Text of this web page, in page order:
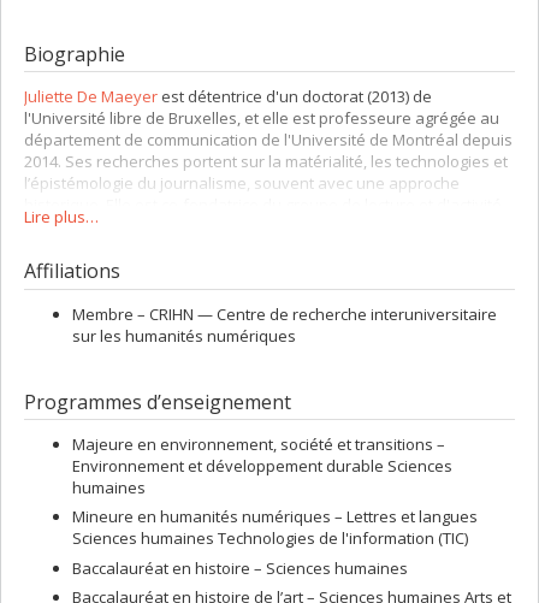
Biographie
Juliette De Maeyer est détentrice d'un doctorat (2013) de
l'Université libre de Bruxelles, et elle est professeure agrégée au
département de communication de l'Université de Montréal depuis
2014. Ses recherches portent sur la matérialité, les technologies et
l’épistémologie du journalisme, souvent avec une approche
Paperology
interuniversitaire sur les humanités numériques (
Groupe de recherche sur la communication politique (GRCP) et du
Laboratoire des Identités et Pratiques Journalistiques (LaPIJ).
Lire plus…
Affiliations
Membre – CRIHN — Centre de recherche interuniversitaire
sur les humanités numériques
Programmes d’enseignement
Majeure en environnement, société et transitions –
Environnement et développement durable Sciences
humaines
Mineure en humanités numériques – Lettres et langues
Sciences humaines Technologies de l'information (TIC)
Baccalauréat en histoire – Sciences humaines
Baccalauréat en histoire de l’art – Sciences humaines Arts et